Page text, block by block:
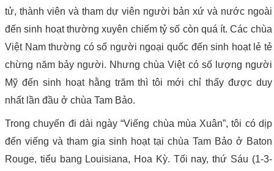
tử, thành viên và tham dự viên người bản xứ và nước ngoài
đến sinh hoạt thường xuyên chiếm tỷ số còn quá ít. Các chùa
Việt Nam thường có số người ngoại quốc đến sinh hoạt lẻ tẻ
chừng năm bảy người. Nhưng chùa Việt có số lượng người
Mỹ đến sinh hoạt hằng trăm thì tôi mới chỉ thấy được duy
nhất lần đầu ở chùa Tam Bảo.
Trong chuyến đi dài ngày “Viếng chùa mùa Xuân”, tôi có dịp
đến viếng và tham gia sinh hoạt tại chùa Tam Bảo ở Baton
Rouge, tiểu bang Louisiana, Hoa Kỳ. Tối nay, thứ Sáu (1-3-